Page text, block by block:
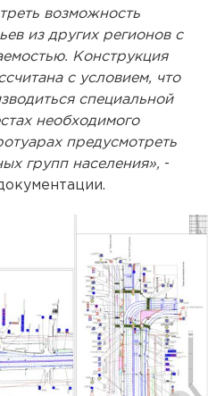
возможность
из других регионов с
Конструкция
с условием, что
специальной
необходимого
предусмотреть
групп населения», -